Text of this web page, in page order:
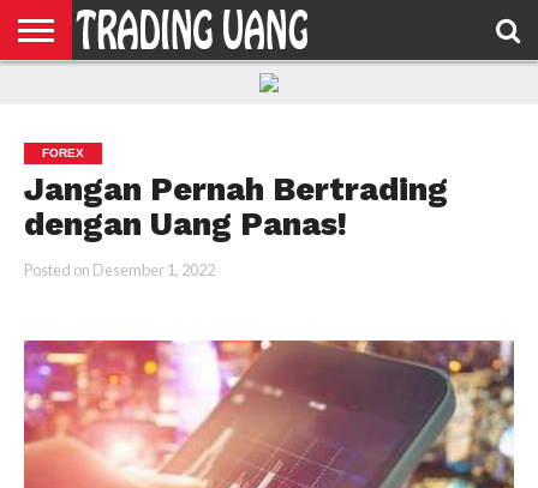
FOREX
Jangan Pernah Bertrading
dengan Uang Panas!
Posted on Desember 1, 2022